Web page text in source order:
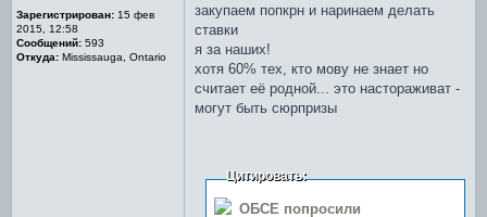
Зарегистрирован: 15 фев
2015, 12:58
Сообщений: 593
Откуда: Mississauga, Ontario
закупаем попкрн и наринаем делать
ставки
я за наших!
хотя 60% тех, кто мову не знает но
считает её родной... это настораживат -
могут быть сюрпризы
Цитировать:
ОБСЕ попросили